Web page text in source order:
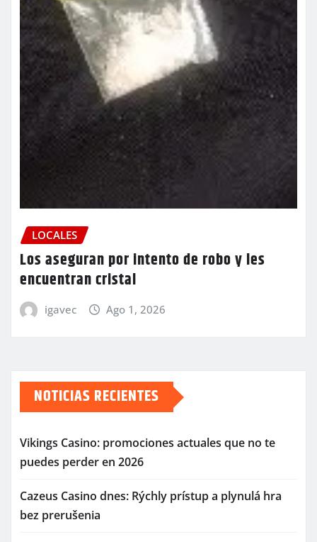
LOCALES
Los aseguran por intento de robo y les
encuentran cristal
igavec Ago 1, 2026
NOTICIAS RECIENTES
Vikings Casino: promociones actuales que no te
puedes perder en 2026
Cazeus Casino dnes: Rýchly prístup a plynulá hra
bez prerušenia